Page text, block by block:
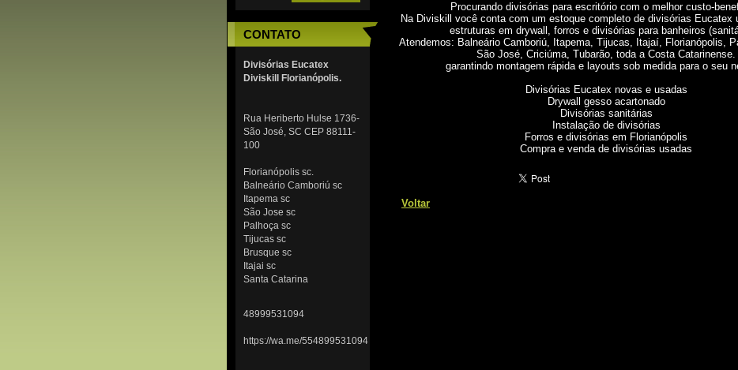
CONTATO
Divisórias Eucatex
Diviskill Florianópolis.
Rua Heriberto Hulse 1736-
São José, SC CEP 88111-
100
Florianópolis sc.
Balneário Camboriú sc
Itapema sc
São Jose sc
Palhoça sc
Tijucas sc
Brusque sc
Itajai sc
Santa Catarina
48999531094
https://wa.me/554899531094
Procurando divisórias para escritório com o melhor custo-
Na Diviskill você conta com um estoque completo de divisórias Eucatex
estruturas em drywall, forros e divisórias para banheiros
Atendemos: Balneário Camboriú, Itapema, Tijucas, Itajaí, Florianópolis,
São José, Criciúma, Tubarão, toda a Costa Catarinense.
garantindo montagem rápida e layouts sob medida para o seu
​Divisórias Eucatex novas e usadas
​Drywall gesso acartonado
​Divisórias sanitárias
​Instalação de divisórias
​Forros e divisórias em Florianópolis
​Compra e venda de divisórias usadas
Voltar